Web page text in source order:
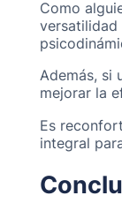
Como
versatilidad
Además, si
mejorar la
Es
integral